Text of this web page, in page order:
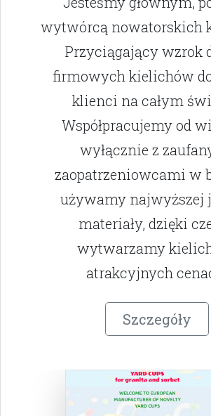
wytwórcą nowatorskich
Przyciągający wzrok
firmowych kielichów
klienci na całym
Współpracujemy od
wyłącznie z
zaopatrzeniowcami w
używamy najwyższej
materiały, dzięki
wytwarzamy
atrakcyjnych
Szczegóły